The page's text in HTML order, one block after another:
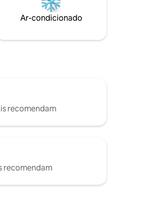
e o charme do
de Bari.
Ar-condicionado
recomendam
recomendam